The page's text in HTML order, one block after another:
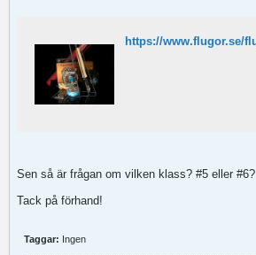
Sen så är frågan om vilken klass? #5 eller #6?
Tack på förhand!
Taggar: Ingen